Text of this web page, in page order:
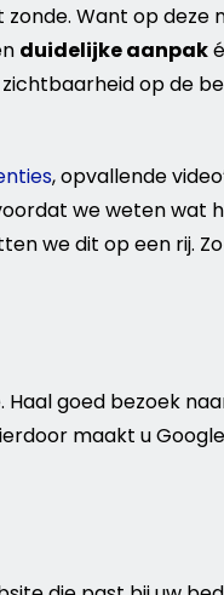
Want op
duidelijke aanpak
op de
, opvallendevideo
we weten wat
we dit op een rij.
. Haal goed bezoek
maakt uGoogle